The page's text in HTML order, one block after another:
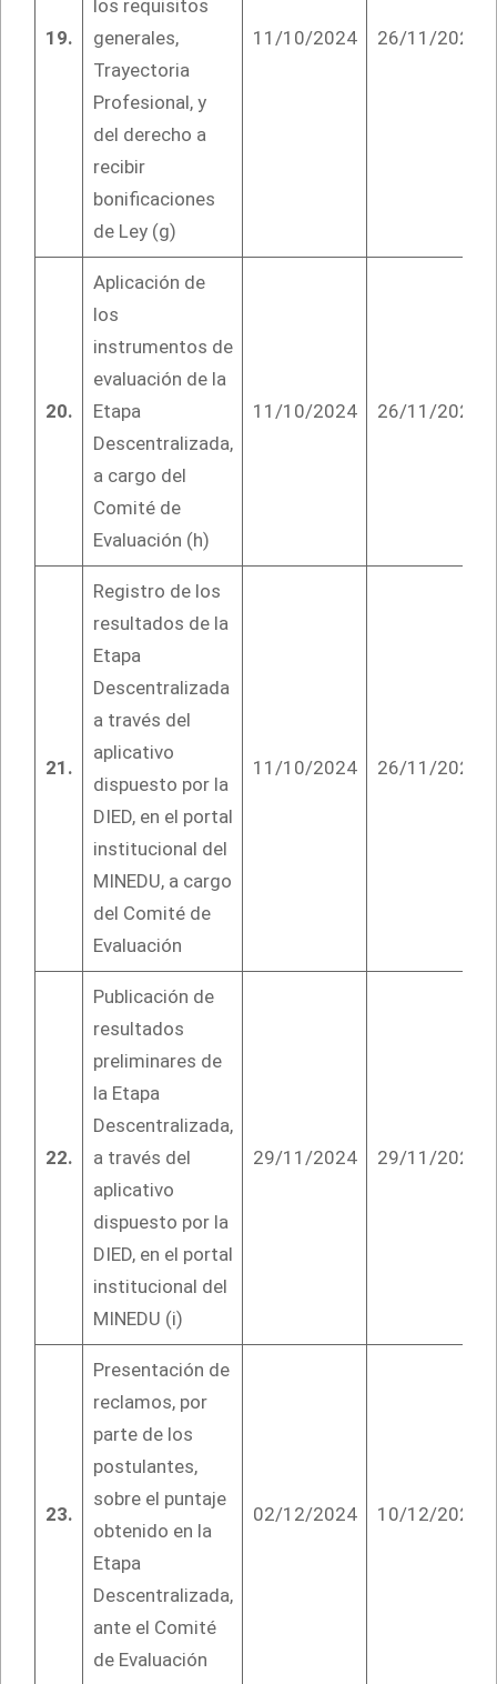
19.
los requisitos
generales,
Trayectoria
Profesional, y
del derecho a
recibir
bonificaciones
de Ley (g)
11/10/2024 26/11/2024
20.
Aplicación de
los
instrumentos de
evaluación de la
Etapa
Descentralizada,
a cargo del
Comité de
Evaluación (h)
11/10/2024 26/11/2024
21.
Registro de los
resultados de la
Etapa
Descentralizada
a través del
aplicativo
dispuesto por la
DIED, en el portal
institucional del
MINEDU, a cargo
del Comité de
Evaluación
11/10/2024 26/11/2024
22.
Publicación de
resultados
preliminares de
la Etapa
Descentralizada,
a través del
aplicativo
dispuesto por la
DIED, en el portal
institucional del
MINEDU (i)
29/11/2024 29/11/2024
23.
Presentación de
reclamos, por
parte de los
postulantes,
sobre el puntaje
obtenido en la
Etapa
Descentralizada,
ante el Comité
de Evaluación
02/12/2024 10/12/2024